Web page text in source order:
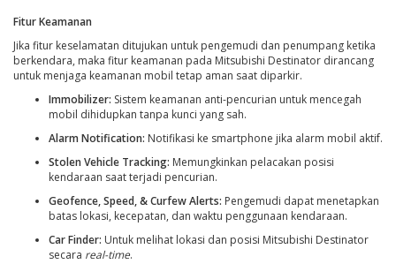
Fitur Keamanan
Jika fitur keselamatan ditujukan untuk pengemudi dan penumpang ketika
berkendara, maka fitur keamanan pada Mitsubishi Destinator dirancang
untuk menjaga keamanan mobil tetap aman saat diparkir.
Immobilizer: Sistem keamanan anti-pencurian untuk mencegah
mobil dihidupkan tanpa kunci yang sah.
Alarm Notification: Notifikasi ke smartphone jika alarm mobil aktif.
Stolen Vehicle Tracking: Memungkinkan pelacakan posisi
kendaraan saat terjadi pencurian.
Geofence, Speed, & Curfew Alerts: Pengemudi dapat menetapkan
batas lokasi, kecepatan, dan waktu penggunaan kendaraan.
Car Finder: Untuk melihat lokasi dan posisi Mitsubishi Destinator
secara real-time.